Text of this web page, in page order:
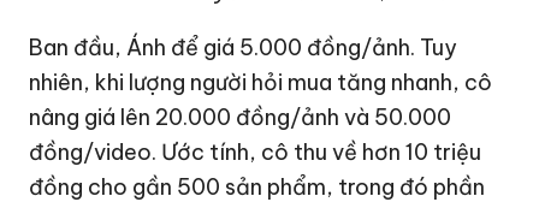
Ban đầu, Ánh để giá 5.000 đồng/ảnh. Tuy
nhiên, khi lượng người hỏi mua tăng nhanh, cô
nâng giá lên 20.000 đồng/ảnh và 50.000
đồng/video. Ước tính, cô thu về hơn 10 triệu
đồng cho gần 500 sản phẩm, trong đó phần